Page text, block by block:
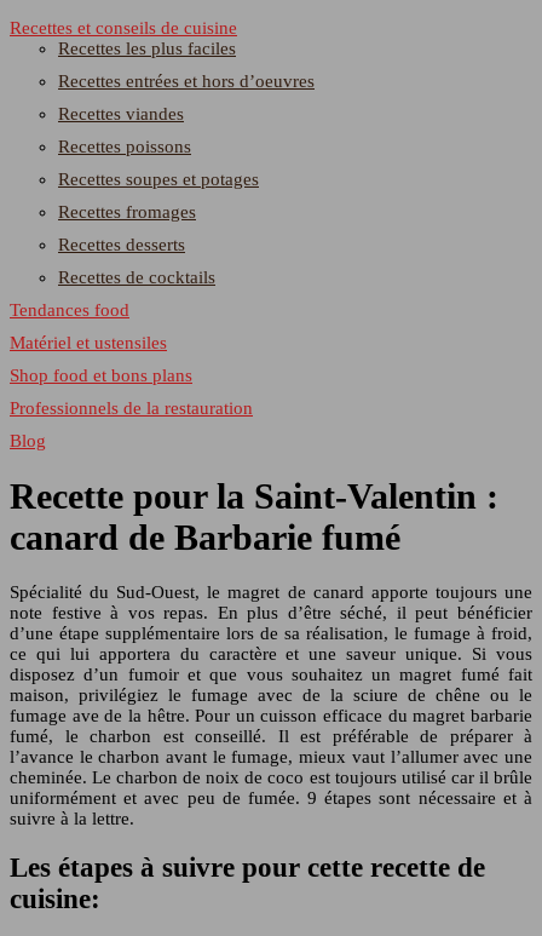
Recettes et conseils de cuisine
Recettes les plus faciles
Recettes entrées et hors d’oeuvres
Recettes viandes
Recettes poissons
Recettes soupes et potages
Recettes fromages
Recettes desserts
Recettes de cocktails
Tendances food
Matériel et ustensiles
Shop food et bons plans
Professionnels de la restauration
Blog
Recette pour la Saint-Valentin :
canard de Barbarie fumé
Spécialité du Sud-Ouest, le magret de canard apporte toujours une
note festive à vos repas. En plus d’être séché, il peut bénéficier
d’une étape supplémentaire lors de sa réalisation, le fumage à froid,
ce qui lui apportera du caractère et une saveur unique. Si vous
disposez d’un fumoir et que vous souhaitez un magret fumé fait
maison, privilégiez le fumage avec de la sciure de chêne ou le
fumage ave de la hêtre. Pour un cuisson efficace du magret barbarie
fumé, le charbon est conseillé. Il est préférable de préparer à
l’avance le charbon avant le fumage, mieux vaut l’allumer avec une
cheminée. Le charbon de noix de coco est toujours utilisé car il brûle
uniformément et avec peu de fumée. 9 étapes sont nécessaire et à
suivre à la lettre.
Les étapes à suivre pour cette recette de
cuisine: